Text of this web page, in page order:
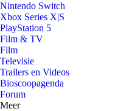
Nintendo Switch
Xbox Series X|S
PlayStation 5
Film & TV
Film
Televisie
Trailers en Videos
Bioscoopagenda
Forum
Meer